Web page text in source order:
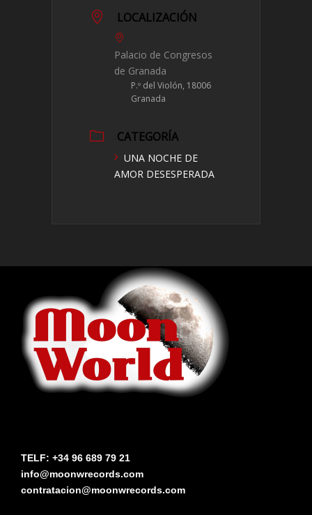
LOCALIZACIÓN
Palacio de Congresos
de Granada
P.º del Violón, 18006
Granada
CATEGORÍA
UNA NOCHE DE
AMOR DESESPERADA
TELF: +34 96 689 79 21
info@moonwrecords.com
contratacion@moonwrecords.com